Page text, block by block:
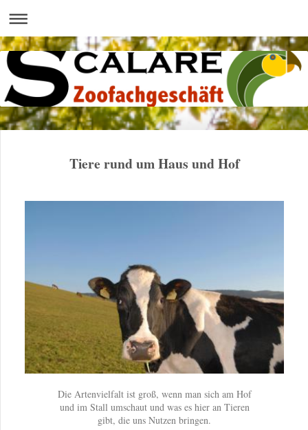
Tiere rund um Haus und Hof
Die Artenvielfalt ist groß, wenn man sich am Hof
und im Stall umschaut und was es hier an Tieren
gibt, die uns Nutzen bringen.